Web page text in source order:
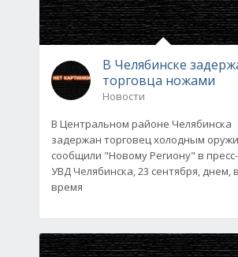
В Челябинске
торговца ножами
Новости
В Центральном районе Челябинска
задержан торговец холодным
сообщили "Новому Региону" в
УВД Челябинска, 23 сентября, днем,
время